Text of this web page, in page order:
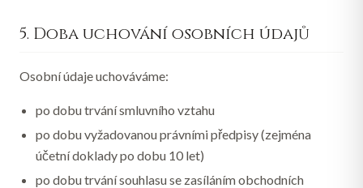
5. Doba uchování osobních údajů
Osobní údaje uchováváme:
po dobu trvání smluvního vztahu
po dobu vyžadovanou právními předpisy (zejména
účetní doklady po dobu 10 let)
po dobu trvání souhlasu se zasíláním obchodních